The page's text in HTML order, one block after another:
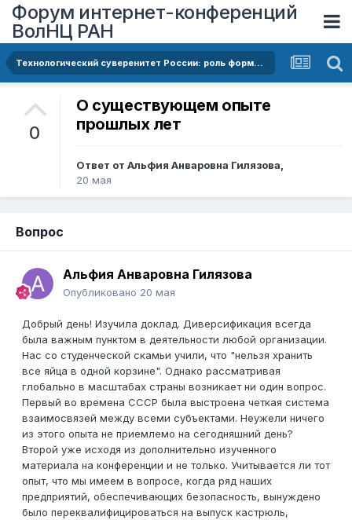
Форум интернет-конференций
ВолНЦ РАН
Технологический суверенитет России: роль формирования диверсифицированной специализации экономики и повышения ее сложности
0
О существующем опыте
прошлых лет
Ответ от Альфия Анваровна Гилязова,
20 мая
Вопрос
Альфия Анваровна Гилязова
Опубликовано 20 мая
Добрый день! Изучила доклад. Диверсификация всегда
была важным пунктом в деятельности любой организации.
Нас со студенческой скамьи учили, что "нельзя хранить
все яйца в одной корзине". Однако рассматривая
глобально в масштабах страны возникает ни один вопрос.
Первый во времена СССР была выстроена четкая система
взаимосвязей между всеми субъектами. Неужели ничего
из этого опыта не приемлемо на сегодняшний день?
Второй уже исходя из дополнительно изученного
материала на конференции и не только. Учитывается ли тот
опыт, что мы имеем в вопросе, когда ряд наших
предприятий, обеспечивающих безопасность, вынуждено
было переквалифицироваться на выпуск кастрюль,